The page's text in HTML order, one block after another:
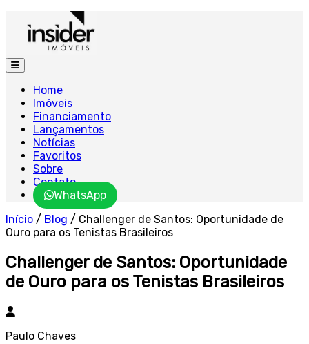
Home
Imóveis
Financiamento
Lançamentos
Notícias
Favoritos
Sobre
Contato
WhatsApp
Início / Blog / Challenger de Santos: Oportunidade de
Ouro para os Tenistas Brasileiros
Challenger de Santos: Oportunidade
de Ouro para os Tenistas Brasileiros
Paulo Chaves